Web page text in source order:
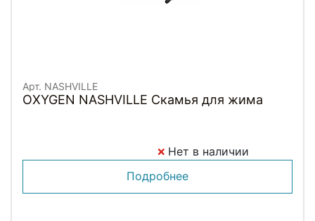
Арт. NASHVILLE
OXYGEN NASHVILLE Скамья для жима
Нет в наличии
Подробнее